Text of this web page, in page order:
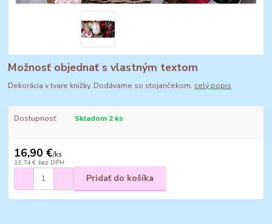
Možnosť objednať s vlastným textom
Dekorácia v tvare knižky. Dodávame so stojančekom. celý popis
Dostupnosť Skladom 2 ks
16,90 €/ks
13,74 € bez DPH
Pridať do košíka